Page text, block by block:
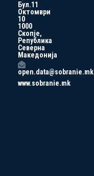
Бул.11
Октомври
10
1000
Скопје,
Република
Северна
Македонија
open.data@sobranie.mk
www.sobranie.mk